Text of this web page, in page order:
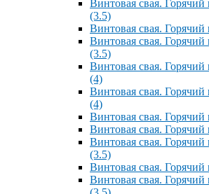
Винтовая свая.
(3.5)
Винтовая свая.
Винтовая свая.
(3.5)
Винтовая свая.
(4)
Винтовая свая.
(4)
Винтовая свая.
Винтовая свая.
Винтовая свая.
(3.5)
Винтовая свая.
Винтовая свая.